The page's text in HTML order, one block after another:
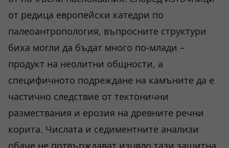
от редица европейски катедри по
палеоантропология, въпросните структури
биха могли да бъдат много по-млади –
продукт на неолитни общности, а
специфичното подреждане на камъните да е
частично следствие от тектонични
размествания и ерозия на древните речни
корита. Числата и седиментните анализи
обаче не потвърждават изцяло тази защитна